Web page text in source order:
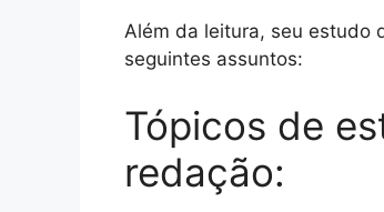
Além da leitura, seu estudo
seguintes assuntos:
Tópicos de
redação: